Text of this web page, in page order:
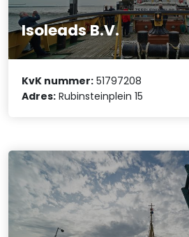
Isoleads B.V.
KvK nummer: 51797208
Adres: Rubinsteinplein 15